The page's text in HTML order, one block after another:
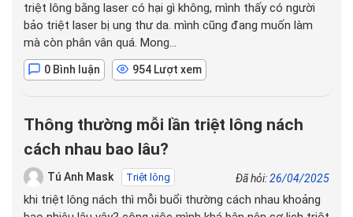
triệt lông bằng laser có hại gì không, mình thấy có người
bảo triệt laser bị ung thư da. mình cũng đang muốn làm
mà còn phân vân quá. Mong…
0 Bình luận 954 Lượt xem
Thông thường mỗi lần triệt lông nách
cách nhau bao lâu?
Tú Anh Mask Triệt lông Đã hỏi:26/04/2025
khi triệt lông nách thì mỗi buổi thường cách nhau khoảng